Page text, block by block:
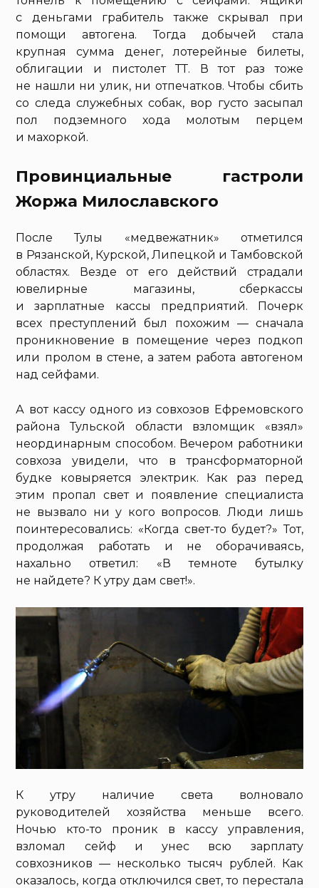
с деньгами грабитель также скрывал при
помощи автогена. Тогда добычей стала
крупная сумма денег, лотерейные билеты,
облигации и пистолет ТТ. В тот раз тоже
не нашли ни улик, ни отпечатков. Чтобы сбить
со следа служебных собак, вор густо засыпал
пол подземного хода молотым перцем
и махоркой.
Провинциальные гастроли
Жоржа Милославского
После Тулы «медвежатник» отметился
в Рязанской, Курской, Липецкой и Тамбовской
областях. Везде от его действий страдали
ювелирные магазины, сберкассы
и зарплатные кассы предприятий. Почерк
всех преступлений был похожим — сначала
проникновение в помещение через подкоп
или пролом в стене, а затем работа автогеном
над сейфами.
А вот кассу одного из совхозов Ефремовского
района Тульской области взломщик «взял»
неординарным способом. Вечером работники
совхоза увидели, что в трансформаторной
будке ковыряется электрик. Как раз перед
этим пропал свет и появление специалиста
не вызвало ни у кого вопросов. Люди лишь
поинтересовались: «Когда свет-то будет?» Тот,
продолжая работать и не оборачиваясь,
нахально ответил: «В темноте бутылку
не найдете? К утру дам свет!».
К утру наличие света волновало
руководителей хозяйства меньше всего.
Ночью кто-то проник в кассу управления,
взломал сейф и унес всю зарплату
совхозников — несколько тысяч рублей. Как
оказалось, когда отключился свет, то перестала